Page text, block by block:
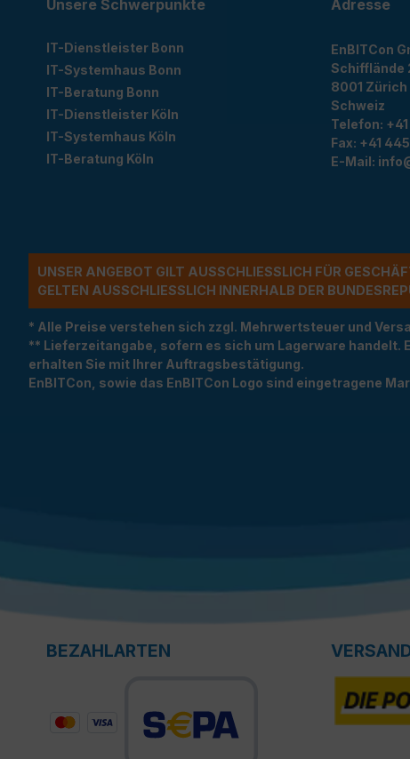
Unsere Schwerpunkte
IT-Dienstleister Bonn
IT-Systemhaus Bonn
IT-Beratung Bonn
IT-Dienstleister Köln
IT-Systemhaus Köln
IT-Beratung Köln
Adresse
EnBITCon
Schifflände
8001 Zürich
Schweiz
Telefon:
Fax: +41
E-Mail:
UNSER ANGEBOT GILT AUSSCHLIESSLICH FÜR
ELTEN AUSSCHLIESSLICH INNERHALB DER
* Alle Preise verstehen sich zzgl. Mehrwertsteuer und
** Lieferzeitangabe, sofern es sich um Lagerware
erhalten Sie mit Ihrer Auftragsbestätigung.
EnBITCon, sowie das EnBITCon Logo sind eingetragene
BEZAHLARTEN